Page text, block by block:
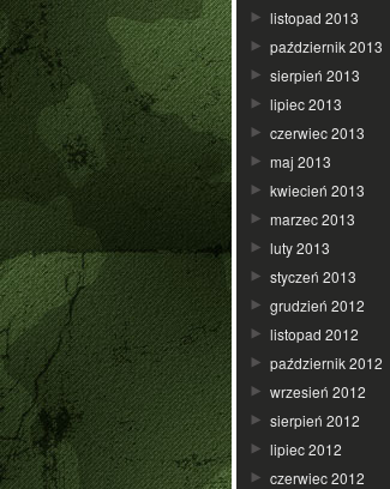
listopad 2013
październik 2013
sierpień 2013
lipiec 2013
czerwiec 2013
maj 2013
kwiecień 2013
marzec 2013
luty 2013
styczeń 2013
grudzień 2012
listopad 2012
październik 2012
wrzesień 2012
sierpień 2012
lipiec 2012
czerwiec 2012